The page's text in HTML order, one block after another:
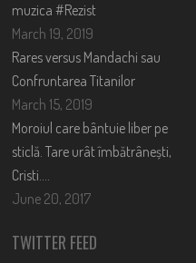
muzica #Rezist
March 19, 2019
Rares versus Mandachi sau
Confruntarea Titanilor
March 15, 2019
Moroiul care bântuie liber pe
sticlă. Tare urât îmbătrânești,
Cristi….
June 20, 2017
TWITTER FEED